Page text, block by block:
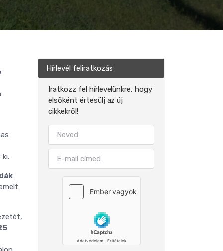
Hírlevél feliratkozás
Iratkozz fel hírlevelünkre, hogy
elsőként értesülj az új
cikkekről!